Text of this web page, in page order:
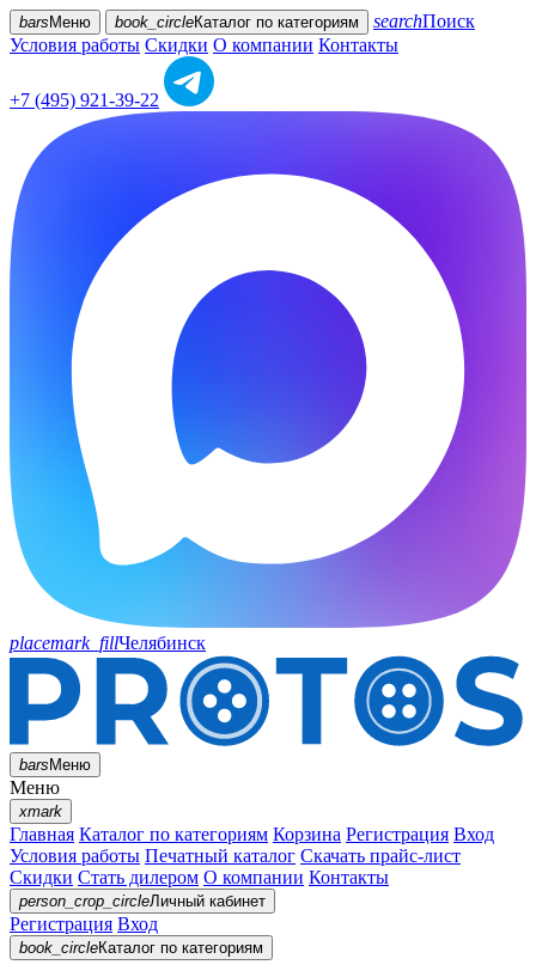
bars Меню book_circleКаталог по категориям searchПоиск
Условия работы Скидки О компании Контакты
+7 (495) 921-39-22
placemark_fillЧелябинск
barsМеню
Меню
xmark
Главная Каталог по категориям Корзина Регистрация Вход
Условия работы Печатный каталог Скачать прайс-лист
Скидки Стать дилером О компании Контакты
person_crop_circleЛичный кабинет
Регистрация Вход
book_circleКаталог по категориям